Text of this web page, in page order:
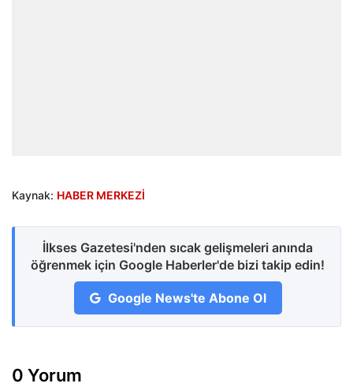
Kaynak: HABER MERKEZİ
İlkses Gazetesi'nden sıcak gelişmeleri anında
öğrenmek için Google Haberler'de bizi takip edin!
Google News'te Abone Ol
0 Yorum